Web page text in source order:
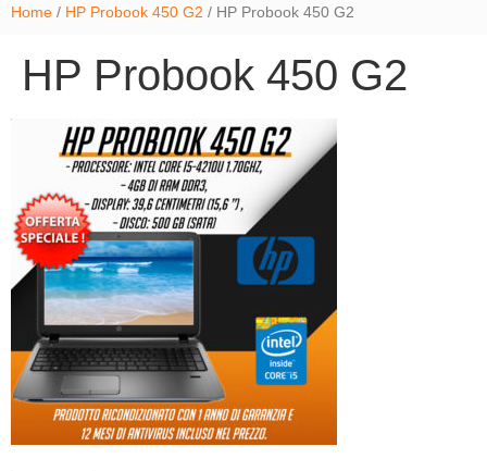
Home / HP Probook 450 G2 / HP Probook 450 G2
HP Probook 450 G2